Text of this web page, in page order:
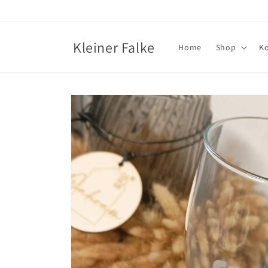
Kleiner Falke Home Shop
Zu
Produktinformationen
springen